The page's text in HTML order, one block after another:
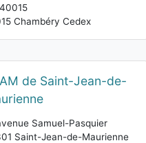
Chambéry Cedex
de Saint-Jean-de-
Samuel-Pasquier
Saint-Jean-de-Maurienne